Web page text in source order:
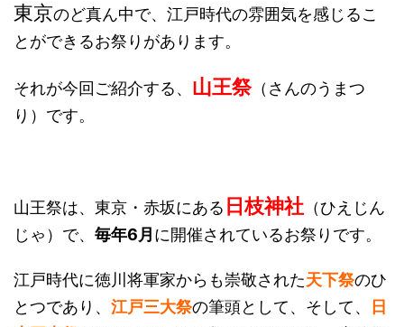
東京のど真ん中で、江戸時代の雰囲気を感じるこ
とができるお祭りがあります。
それが今回ご紹介する、 山王祭（さんのうまつ
り）です。
山王祭は、東京・赤坂にある 日枝神社 （ひえじん
じゃ）で、 毎年6月 に開催されているお祭りです。
江戸時代に徳川将軍家からも崇敬された天下祭のひ
とつであり、 江戸三大祭の筆頭として、そして、
日